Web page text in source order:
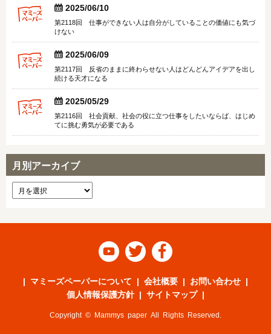
  2025/06/10
第2118回 仕事ができない人は自分がしていることの価値にも気づ
けない
  2025/06/09
第2117回 反省のままに終わらせない人はどんどんアイデアを出し
続ける天才になる
  2025/05/29
第2116回 社会貢献、社会の役に立つ仕事をしたいならば、はじめ
てに挑む勇気が必要である
月別アーカイブ
  
マミーズペーパーについて 会社概要
お問い合わせ
個人情報保護方針
サイトマップ
Copyright © Mammys paper All Rights Reserved.